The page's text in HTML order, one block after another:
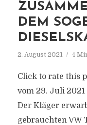
DEM
2. August 2021 4
Click to rate this
vom 29. Juli 2021
Der Kläger
gebrauchten VW